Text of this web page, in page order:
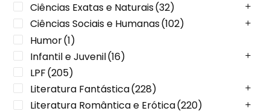
Ciências Exatas e Naturais(32)
Ciências Sociais e Humanas(102)
Humor(1)
Infantil e Juvenil(16)
LPF(205)
Literatura Fantástica(228)
Literatura Romântica e Erótica(220)